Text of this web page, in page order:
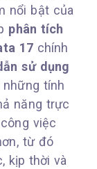
nổi bật của
phân tích
17chính
sử dụng
tính
năng trực
việc
từ đó
kịp thời và